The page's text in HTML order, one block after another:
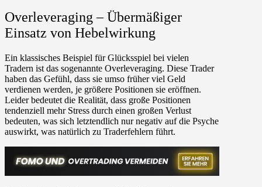
Overleveraging – Übermäßiger
Einsatz von Hebelwirkung
Ein klassisches Beispiel für Glücksspiel bei vielen
Tradern ist das sogenannte Overleveraging. Diese Trader
haben das Gefühl, dass sie umso früher viel Geld
verdienen werden, je größere Positionen sie eröffnen.
Leider bedeutet die Realität, dass große Positionen
tendenziell mehr Stress durch einen großen Verlust
bedeuten, was sich letztendlich nur negativ auf die Psyche
auswirkt, was natürlich zu Traderfehlern führt.